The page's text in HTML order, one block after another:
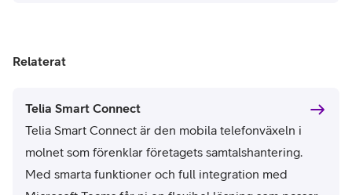
Relaterat
Telia Smart Connect
Telia Smart Connect är den mobila telefonväxeln i
molnet som förenklar företagets samtalshantering.
Med smarta funktioner och full integration med